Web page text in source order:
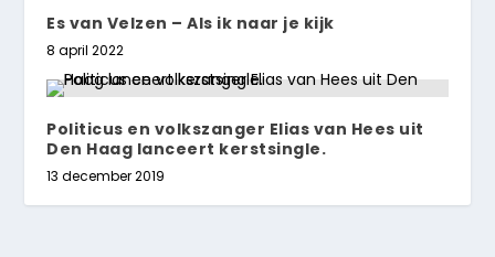
Es van Velzen – Als ik naar je kijk
8 april 2022
Politicus en volkszanger Elias van Hees uit
Den Haag lanceert kerstsingle.
13 december 2019